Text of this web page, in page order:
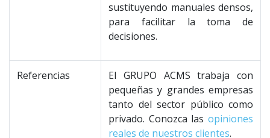
sustituyendo manuales densos,
para facilitar la toma de
decisiones.
Referencias
El GRUPO ACMS trabaja con
pequeñas y grandes empresas
tanto del sector público como
privado. Conozca las opiniones
reales de nuestros clientes.